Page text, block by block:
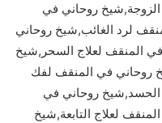
روحاني في
لرد الغائب,شيخ روحاني
المنقف لعلاج السحر,شيخ
روحاني في المنقف لفك
الحسد,شيخ روحاني في
لعلاج التابعة,شيخ